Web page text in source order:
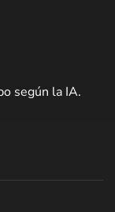
según la IA.